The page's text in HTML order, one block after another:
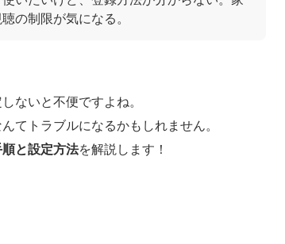
の制限が気になる。
ないと不便ですよね。
てトラブルになるかもしれません。
と設定方法を解説します！